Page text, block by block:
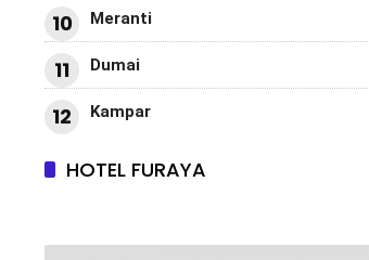
10 Meranti
11 Dumai
12 Kampar
HOTEL FURAYA